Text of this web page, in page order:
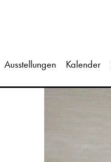
Ausstellungen Kalender